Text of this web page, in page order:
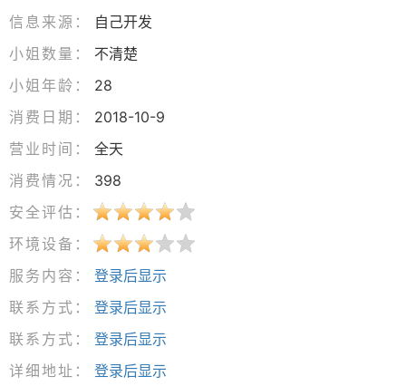
信息来源：
自己开发
小姐数量：
不清楚
小姐年龄：
28
消费日期：
2018-10-9
营业时间：
全天
消费情况：
398
安全评估：
环境设备：
服务内容：
登录后显示
联系方式：
登录后显示
联系方式：
登录后显示
详细地址：
登录后显示